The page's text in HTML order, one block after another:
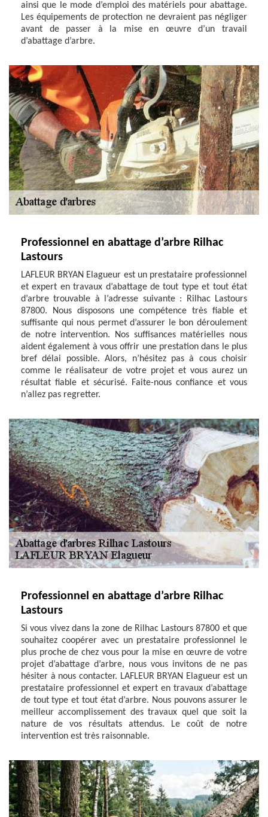
ainsi que le mode d’emploi des matériels pour abattage.
Les équipements de protection ne devraient pas négliger
avant de passer à la mise en œuvre d’un travail
d’abattage d’arbre.
Professionnel en abattage d’arbre Rilhac
Lastours
LAFLEUR BRYAN Elagueur est un prestataire professionnel
et expert en travaux d’abattage de tout type et tout état
d’arbre trouvable à l’adresse suivante : Rilhac Lastours
87800. Nous disposons une compétence très fiable et
suffisante qui nous permet d’assurer le bon déroulement
de notre intervention. Nos suffisances matérielles nous
aident également à vous offrir une prestation dans le plus
bref délai possible. Alors, n’hésitez pas à cous choisir
comme le réalisateur de votre projet et vous aurez un
résultat fiable et sécurisé. Faite-nous confiance et vous
n’allez pas regretter.
Professionnel en abattage d’arbre Rilhac
Lastours
Si vous vivez dans la zone de Rilhac Lastours 87800 et que
souhaitez coopérer avec un prestataire professionnel le
plus proche de chez vous pour la mise en œuvre de votre
projet d’abattage d’arbre, nous vous invitons de ne pas
hésiter à nous contacter. LAFLEUR BRYAN Elagueur est un
prestataire professionnel et expert en travaux d’abattage
de tout type et tout état d’arbre. Nous pouvons assurer le
meilleur accomplissement des travaux quel que soit la
nature de vos résultats attendus. Le coût de notre
intervention est très raisonnable.